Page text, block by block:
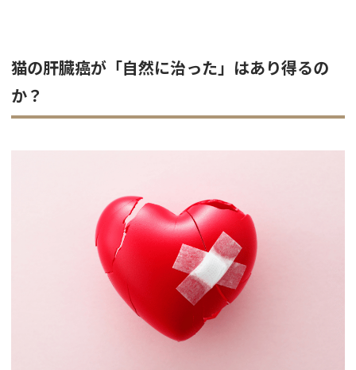
猫の肝臓癌が「自然に治った」はあり得るの
か？